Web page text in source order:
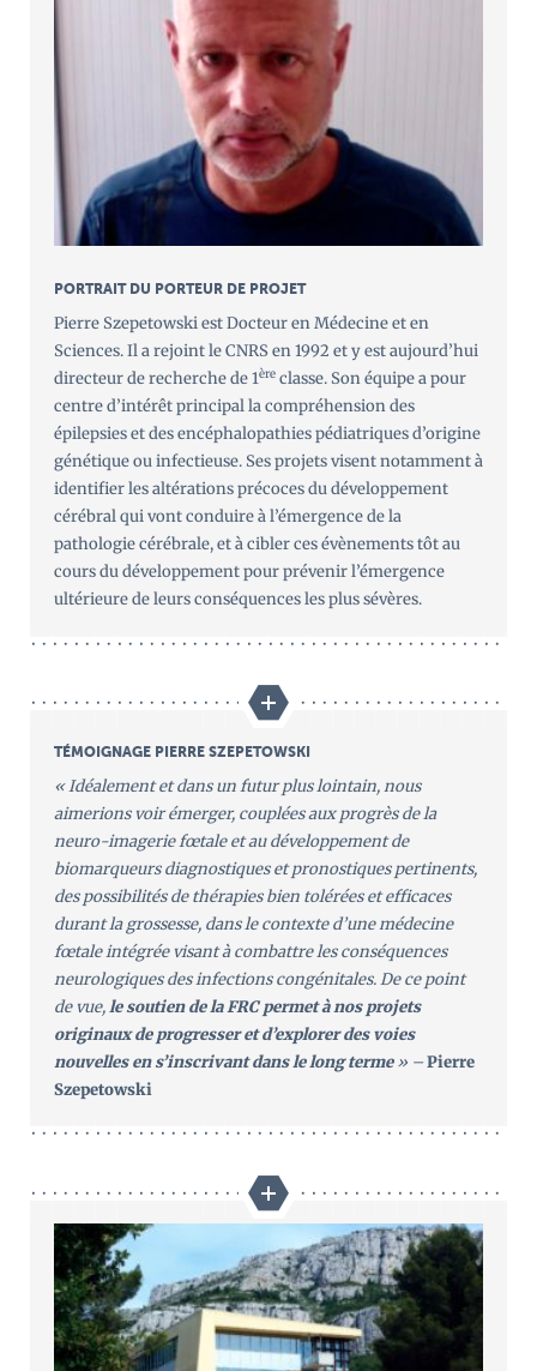
PORTRAIT DU PORTEUR DE PROJET
Pierre Szepetowski est Docteur en Médecine et en
Sciences. Il a rejoint le CNRS en 1992 et y est aujourd’hui
directeur de recherche de 1ère classe. Son équipe a pour
centre d’intérêt principal la compréhension des
épilepsies et des encéphalopathies pédiatriques d’origine
génétique ou infectieuse. Ses projets visent notamment à
identifier les altérations précoces du développement
cérébral qui vont conduire à l’émergence de la
pathologie cérébrale, et à cibler ces évènements tôt au
cours du développement pour prévenir l’émergence
ultérieure de leurs conséquences les plus sévères.
TÉMOIGNAGE PIERRE SZEPETOWSKI
« Idéalement et dans un futur plus lointain, nous
aimerions voir émerger, couplées aux progrès de la
neuro-imagerie fœtale et au développement de
biomarqueurs diagnostiques et pronostiques pertinents,
des possibilités de thérapies bien tolérées et efficaces
durant la grossesse, dans le contexte d’une médecine
fœtale intégrée visant à combattre les conséquences
neurologiques des infections congénitales. De ce point
de vue,le soutien de la FRC permet à nos projets
originaux de progresser et d’explorer des voies
nouvelles en s’inscrivant dans le long terme» –Pierre
Szepetowski